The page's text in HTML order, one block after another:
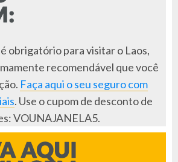
obrigatório para visitar o Laos,
recomendável que você
Faça aqui o seu seguro com
. Use o cupom de desconto de
VOUNAJANELA5.